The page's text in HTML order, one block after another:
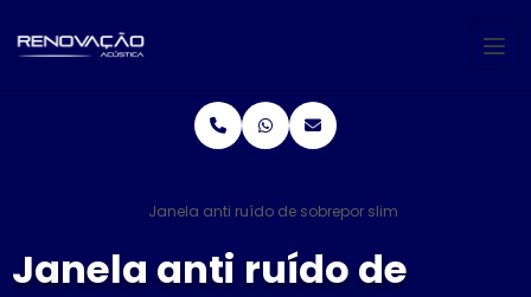
Janela anti ruído de sobrepor slim
Janela anti ruído de